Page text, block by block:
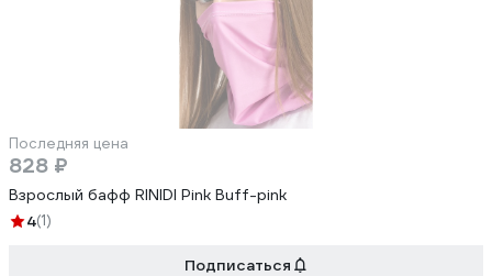
Последняя цена
828 ₽
Взрослый бафф RINIDI Pink Buff-pink
4(1)
Подписаться